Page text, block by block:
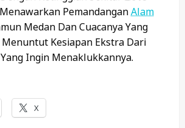
PemandanganAlam
Medan Dan Cuacanya Yang
Kesiapan Ekstra Dari
Yang Ingin Menaklukkannya.
X